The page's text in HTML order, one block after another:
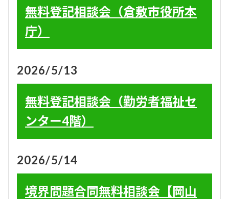
無料登記相談会（倉敷市役所本
庁）
2026/5/13
無料登記相談会（勤労者福祉セ
ンター4階）
2026/5/14
境界問題合同無料相談会【岡山